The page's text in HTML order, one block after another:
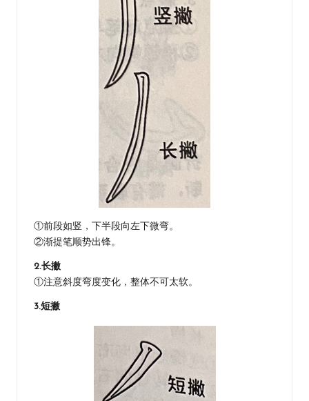
①前段如竖，下半段向左下微弯。
②渐提笔顺势出锋。
2.长撇
①注意斜度弯度变化，整体不可太软。
3.短撇